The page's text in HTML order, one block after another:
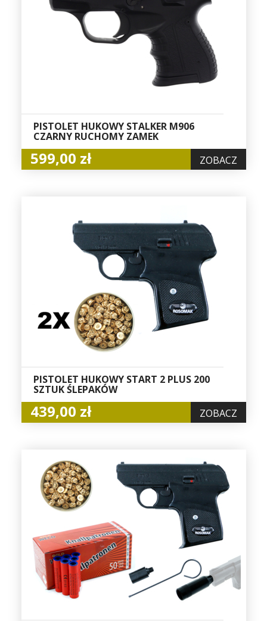
PISTOLET HUKOWY STALKER M906
CZARNY RUCHOMY ZAMEK
599,00 zł ZOBACZ
PISTOLET HUKOWY START 2 PLUS 200
SZTUK ŚLEPAKÓW
439,00 zł ZOBACZ